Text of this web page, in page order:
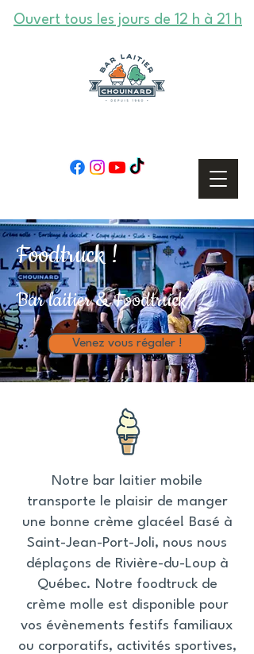
Ouvert tous les jours de 12 h à 21 h
Foodtruck !
Bar laitier & Foodtruck
Venez vous régaler !
Notre bar laitier mobile
transporte le plaisir de manger
une bonne crème glacée! Basé à
Saint-Jean-Port-Joli, nous nous
déplaçons de Rivière-du-Loup à
Québec. Notre foodtruck de
crème molle est disponible pour
vos évènements festifs familiaux
ou corporatifs, activités sportives,